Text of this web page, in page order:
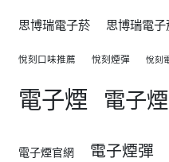
思博瑞電子菸 思博瑞電
悅刻口味推薦 悅刻煙彈 悅刻
電子煙 電子
電子煙官網 電子煙彈